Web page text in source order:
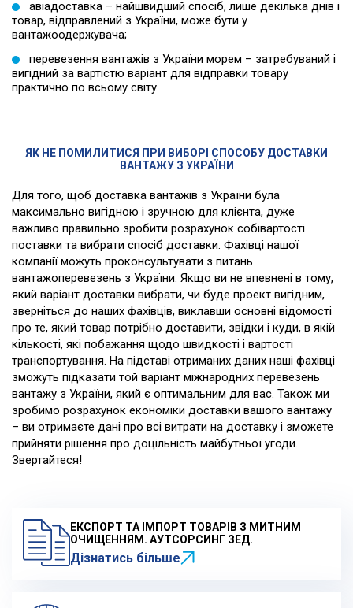
авіадоставка – найшвидший спосіб, лише декілька днів і
товар, відправлений з України, може бути у
вантажоодержувача;
перевезення вантажів з України морем – затребуваний і
вигідний за вартістю варіант для відправки товару
практично по всьому світу.
ЯК НЕ ПОМИЛИТИСЯ ПРИ ВИБОРІ СПОСОБУ ДОСТАВКИ
ВАНТАЖУ З УКРАЇНИ
Для того, щоб доставка вантажів з України була
максимально вигідною і зручною для клієнта, дуже
важливо правильно зробити розрахунок собівартості
поставки та вибрати спосіб доставки. Фахівці нашої
компанії можуть проконсультувати з питань
вантажоперевезень з України. Якщо ви не впевнені в тому,
який варіант доставки вибрати, чи буде проект вигідним,
зверніться до наших фахівців, виклавши основні відомості
про те, який товар потрібно доставити, звідки і куди, в якій
кількості, які побажання щодо швидкості і вартості
транспортування. На підставі отриманих даних наші фахівці
зможуть підказати той варіант міжнародних перевезень
вантажу з України, який є оптимальним для вас. Також ми
зробимо розрахунок економіки доставки вашого вантажу
– ви отримаєте дані про всі витрати на доставку і зможете
прийняти рішення про доцільність майбутньої угоди.
Звертайтеся!
ЕКСПОРТ ТА ІМПОРТ ТОВАРІВ З МИТНИМ
ОЧИЩЕННЯМ. АУТСОРСИНГ ЗЕД.
Дізнатись більше